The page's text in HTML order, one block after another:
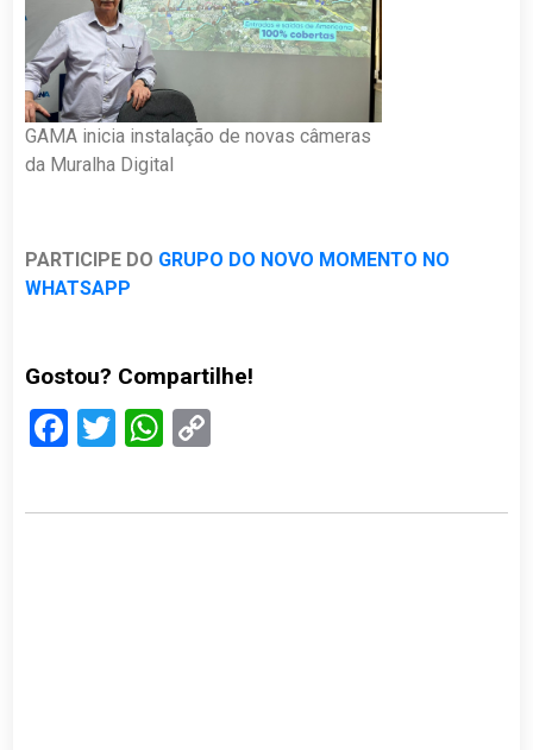
GAMA inicia instalação de novas câmeras
da Muralha Digital
PARTICIPE DO GRUPO DO NOVO MOMENTO NO
WHATSAPP
Gostou? Compartilhe!
Facebook
TwitterWhatsApp